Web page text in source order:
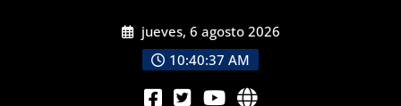
jueves, 6 agosto 2026
10:40:39 AM